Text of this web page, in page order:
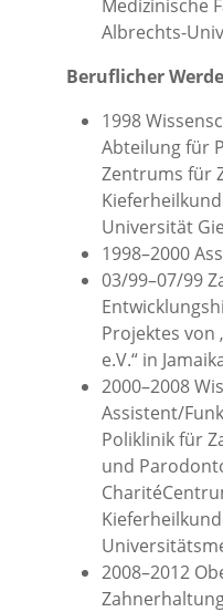
Medizinische
Albrechts-
Beruflicher
1998
Abteilung für
Zentrums für
Universität
1998–2000
03/99–07/99
Projektes von
e.V.“ in
2000–2008
Assistent/
Poliklinik für
und
2008–2012